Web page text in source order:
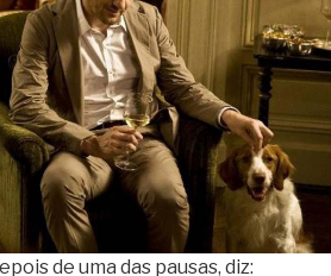
de uma das pausas, diz: